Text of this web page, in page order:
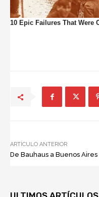
ARTÍCULO ANTERIOR
De Bauhaus a Buenos Aires